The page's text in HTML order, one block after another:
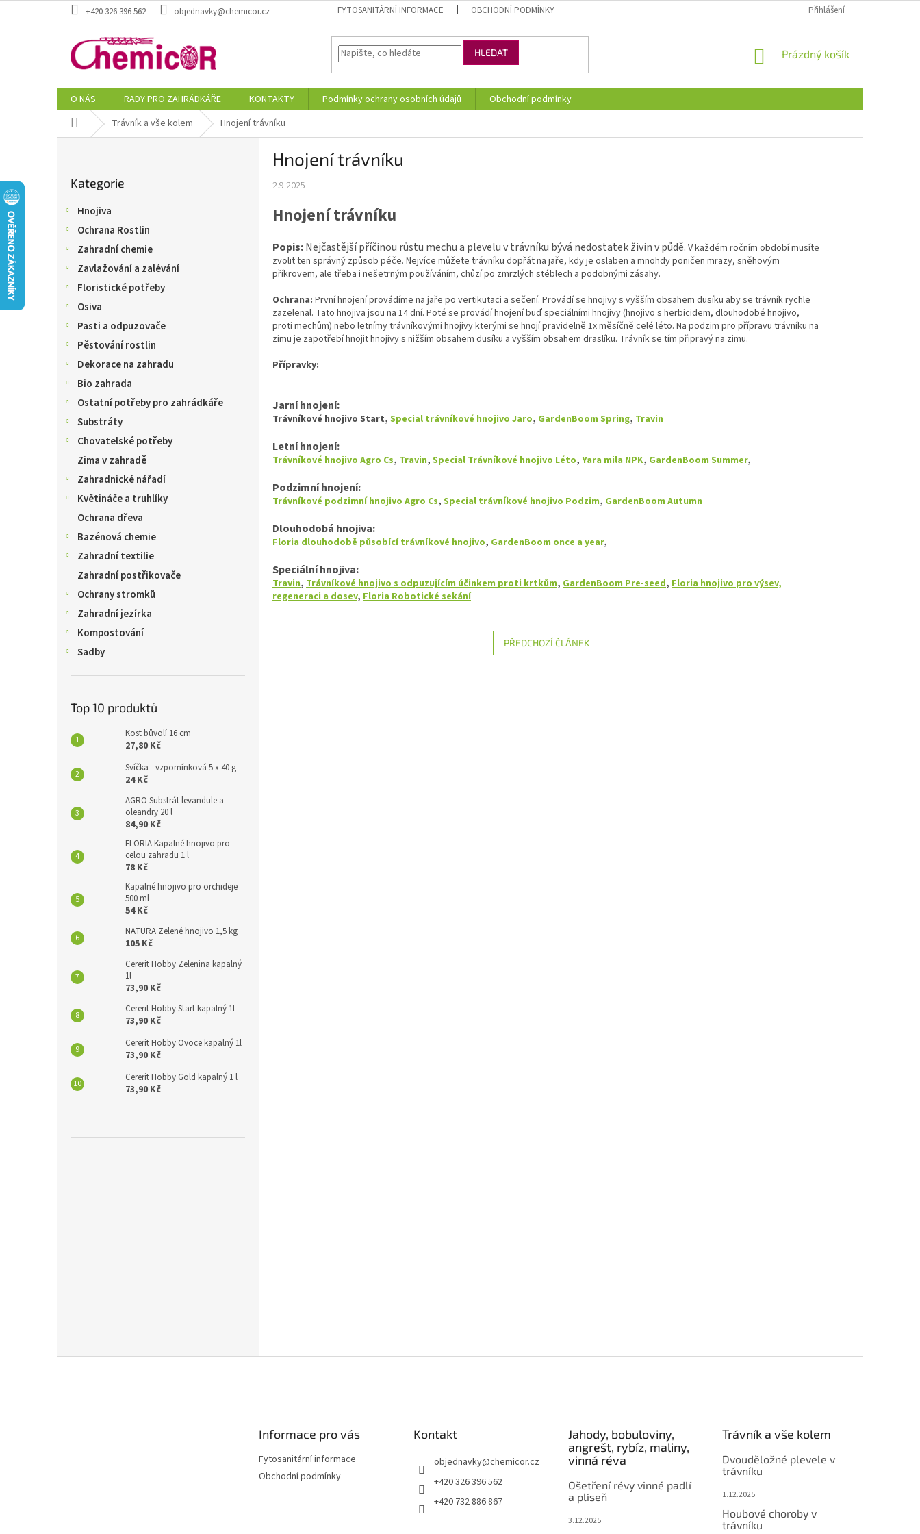
na
+420 326 396 562 objednavky@chemicor.cz FYTOSANITÁRNÍ INFORMACE OBCHODNÍ PODMÍNKY Přihlášení
HLEDAT
NÁKUPNÍ
Prázdný košík
O NÁS RADY PRO ZAHRÁDKÁŘE KONTAKTY Podmínky ochrany osobních údajů
Obchodní podmínky
Domů Trávník a vše kolem Hnojení trávníku
kategorie
Kategorie
Hnojiva
Ochrana Rostlin
Zahradní chemie
Zavlažování a zalévání
Floristické potřeby
Osiva
Pasti a odpuzovače
Pěstování rostlin
Dekorace na zahradu
Bio zahrada
Ostatní potřeby pro zahrádkáře
Substráty
Chovatelské potřeby
Zima v zahradě
Zahradnické nářadí
Květináče a truhlíky
Ochrana dřeva
Bazénová chemie
Zahradní textilie
Zahradní postřikovače
Ochrany stromků
Zahradní jezírka
Kompostování
Sadby
Top 10 produktů
Kost bůvolí 16 cm
27,80 Kč
Svíčka - vzpomínková 5 x 40 g
24 Kč
AGRO Substrát levandule a
oleandry 20 l
84,90 Kč
FLORIA Kapalné hnojivo pro
celou zahradu 1 l
78 Kč
Kapalné hnojivo pro orchideje
500 ml
54 Kč
NATURA Zelené hnojivo 1,5 kg
105 Kč
Cererit Hobby Zelenina kapalný
1l
73,90 Kč
Cererit Hobby Start kapalný 1l
73,90 Kč
Cererit Hobby Ovoce kapalný 1l
73,90 Kč
Cererit Hobby Gold kapalný 1 l
73,90 Kč
Hnojení trávníku
2.9.2025
Hnojení trávníku
Popis:Nejčastější příčinou růstu mechu a plevelu v trávníku bývá nedostatek živin v půdě. V každém ročním období musíte
zvolit ten správný způsob péče. Nejvíce můžete trávníku dopřát na jaře, kdy je oslaben a mnohdy poničen mrazy, sněhovým
příkrovem, ale třeba i nešetrným používáním, chůzí po zmrzlých stéblech a podobnými zásahy.
Ochrana: První hnojení provádíme na jaře po vertikutaci a sečení. Provádí se hnojivy s vyšším obsahem dusíku aby se trávník rychle
zazelenal. Tato hnojiva jsou na 14 dní. Poté se provádí hnojení buď speciálními hnojivy (hnojivo s herbicidem, dlouhodobé hnojivo,
proti mechům) nebo letnímy trávníkovými hnojivy kterými se hnojí pravidelně 1x měsíčně celé léto. Na podzim pro přípravu trávníku na
zimu je zapotřebí hnojit hnojivy s nižším obsahem dusíku a vyšším obsahem draslíku. Trávník se tím připravý na zimu.
Přípravky:
Jarní hnojení:
Trávníkové hnojivo Start, Special trávníkové hnojivo Jaro, GardenBoom Spring, Travin
Letní hnojení:
Trávníkové hnojivo Agro Cs, Travin, Special Trávníkové hnojivo Léto, Yara mila NPK, GardenBoom Summer,
Podzimní hnojení:
Trávníkové podzimní hnojivo Agro Cs, Special trávníkové hnojivo Podzim, GardenBoom Autumn
Dlouhodobá hnojiva:
Floria dlouhodobě působící trávníkové hnojivo, GardenBoom once a year,
Speciální hnojiva:
Travin, Trávníkové hnojivo s odpuzujícím účinkem proti krtkům, GardenBoom Pre-seed, Floria hnojivo pro výsev,
regeneraci a dosev, Floria Robotické sekání
PŘEDCHOZÍ ČLÁNEK
Informace pro vás
Fytosanitární informace
Obchodní podmínky
Kontakt
objednavky@chemicor.cz
+420 326 396 562
+420 732 886 867
Jahody, bobuloviny,
angrešt, rybíz, maliny,
vinná réva
Ošetření révy vinné padlí
a plíseň
3.12.2025
Trávník a vše kolem
Dvouděložné plevele v
trávníku
1.12.2025
Houbové choroby v
trávníku